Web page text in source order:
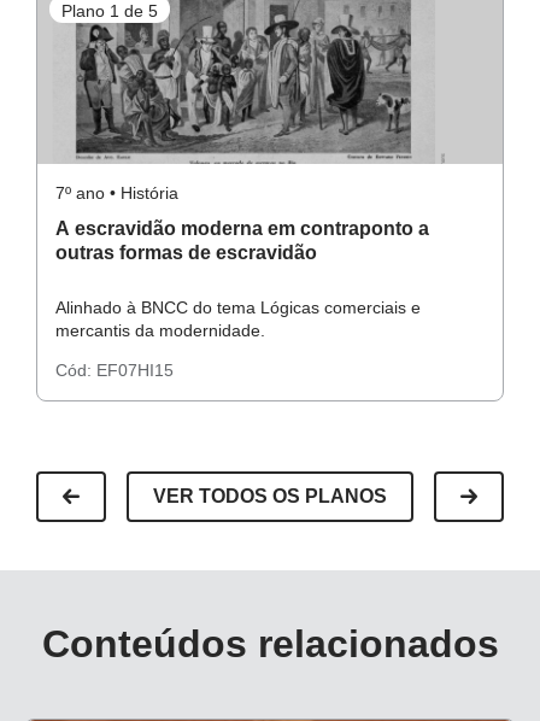
Plano 1 de 5
7º ano • História
A escravidão moderna em contraponto a
outras formas de escravidão
Alinhado à BNCC do tema Lógicas comerciais e
mercantis da modernidade.
Cód: EF07HI15
VER TODOS OS PLANOS
Conteúdos relacionados